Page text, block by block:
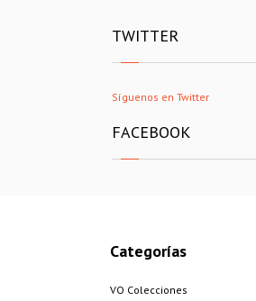
TWITTER
Síguenos en Twitter
FACEBOOK
Categorías
VO Colecciones